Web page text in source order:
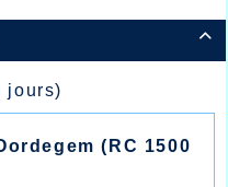

jours)
(RC 1500